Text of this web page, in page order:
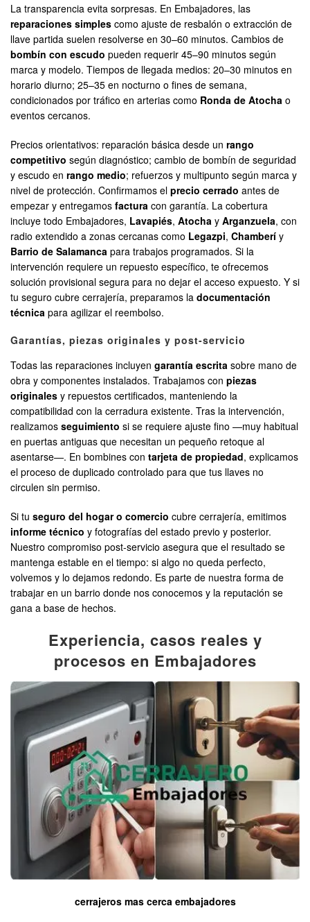
La transparencia evita sorpresas. En Embajadores, las
reparaciones simples como ajuste de resbalón o extracción de
llave partida suelen resolverse en 30–60 minutos. Cambios de
bombín con escudo pueden requerir 45–90 minutos según
marca y modelo. Tiempos de llegada medios: 20–30 minutos en
horario diurno; 25–35 en nocturno o fines de semana,
condicionados por tráfico en arterias como Ronda de Atocha o
eventos cercanos.
Precios orientativos: reparación básica desde un rango
competitivo según diagnóstico; cambio de bombín de seguridad
y escudo en rango medio; refuerzos y multipunto según marca y
nivel de protección. Confirmamos el precio cerrado antes de
empezar y entregamos factura con garantía. La cobertura
incluye todo Embajadores, Lavapiés, Atocha y Arganzuela, con
radio extendido a zonas cercanas como Legazpi, Chamberí y
Barrio de Salamanca para trabajos programados. Si la
intervención requiere un repuesto específico, te ofrecemos
solución provisional segura para no dejar el acceso expuesto. Y si
tu seguro cubre cerrajería, preparamos la documentación
técnica para agilizar el reembolso.
Garantías, piezas originales y post-servicio
Todas las reparaciones incluyen garantía escrita sobre mano de
obra y componentes instalados. Trabajamos con piezas
originales y repuestos certificados, manteniendo la
compatibilidad con la cerradura existente. Tras la intervención,
realizamos seguimiento si se requiere ajuste fino —muy habitual
en puertas antiguas que necesitan un pequeño retoque al
asentarse—. En bombines con tarjeta de propiedad, explicamos
el proceso de duplicado controlado para que tus llaves no
circulen sin permiso.
Si tu seguro del hogar o comercio cubre cerrajería, emitimos
informe técnico y fotografías del estado previo y posterior.
Nuestro compromiso post-servicio asegura que el resultado se
mantenga estable en el tiempo: si algo no queda perfecto,
volvemos y lo dejamos redondo. Es parte de nuestra forma de
trabajar en un barrio donde nos conocemos y la reputación se
gana a base de hechos.
Experiencia, casos reales y
procesos en Embajadores
cerrajeros mas cerca embajadores